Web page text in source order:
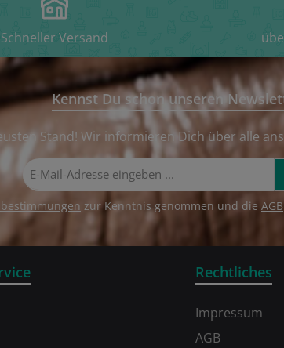
Schneller Versand
Kennst Du schon unseren
Stand! Wir informieren Dich über alle
Mail-
Adresse*
zur Kenntnis genommen und die AGB
Rechtliches
Impressum
AGB